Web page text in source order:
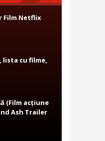
Film Netflix
lista cu filme,
(Film acțiune
Ash Trailer